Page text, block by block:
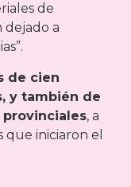
de
dejado a
de cien
y también de
, a
iniciaron el